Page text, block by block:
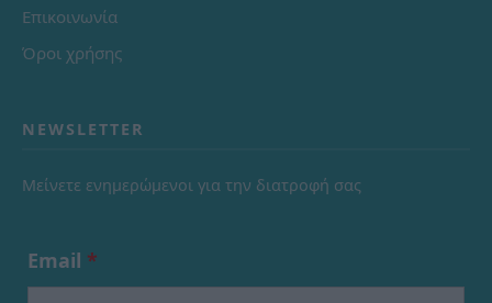
Επικοινωνία
Όροι χρήσης
NEWSLETTER
Μείνετε ενημερώμενοι για την διατροφή σας
Email *